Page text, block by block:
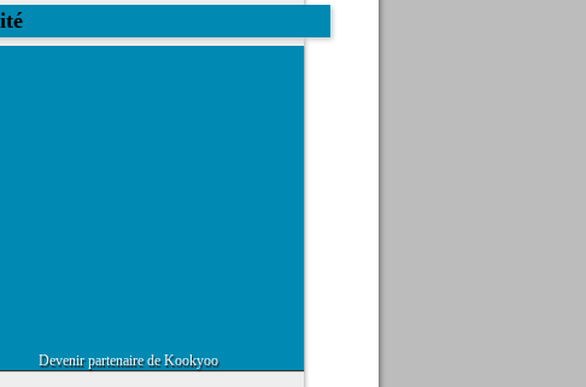
Devenir partenaire de Kookyoo